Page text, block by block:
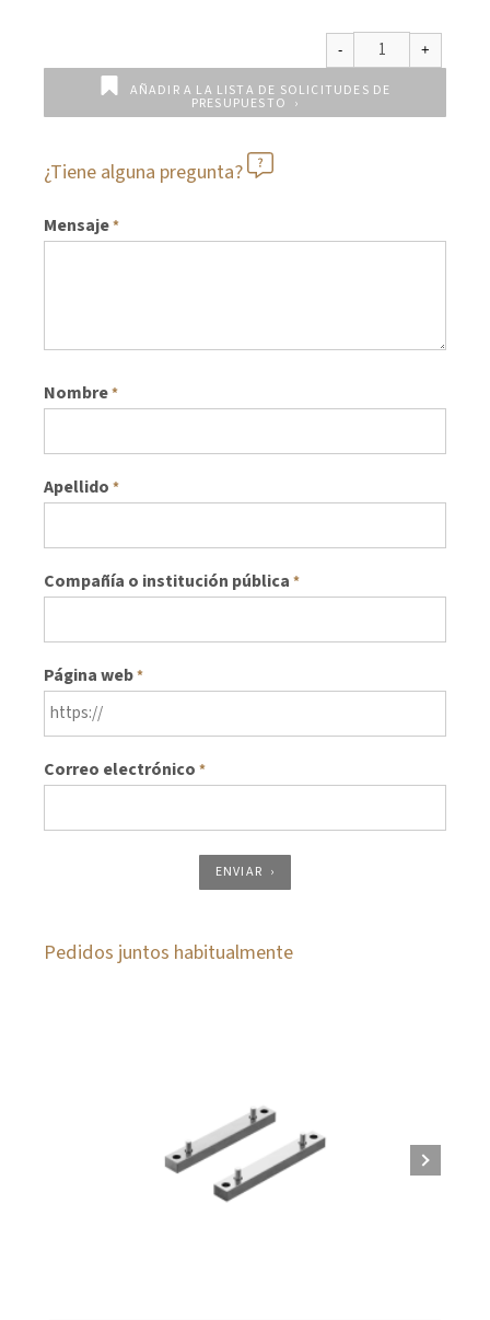
AÑADIR A LA LISTA DE SOLICITUDES DE
PRESUPUESTO
¿Tiene alguna pregunta?
Mensaje*
Nombre*
Apellido *
Compañía o institución pública *
Página web*
Correo electrónico *
ENVIAR
Pedidos juntos habitualmente